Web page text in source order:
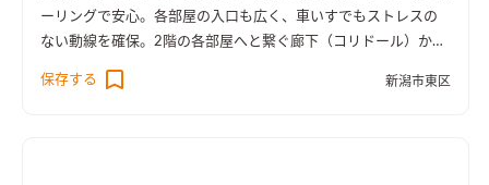
ーリングで安心。各部屋の入口も広く、車いすでもストレスの
ない動線を確保。2階の各部屋へと繋ぐ廊下（コリドール）から
安心して暮らせるように設計。水まわりもバリアフリー仕様で
保存する 新潟市東区